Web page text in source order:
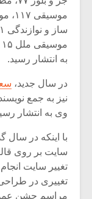
به انتشار رسید.
در سال جدید،
نیز به جمع
وی به انتشار
با اینکه در سال
سایت بر روی
تغییر سایت
تغییری در
مراسم جشن